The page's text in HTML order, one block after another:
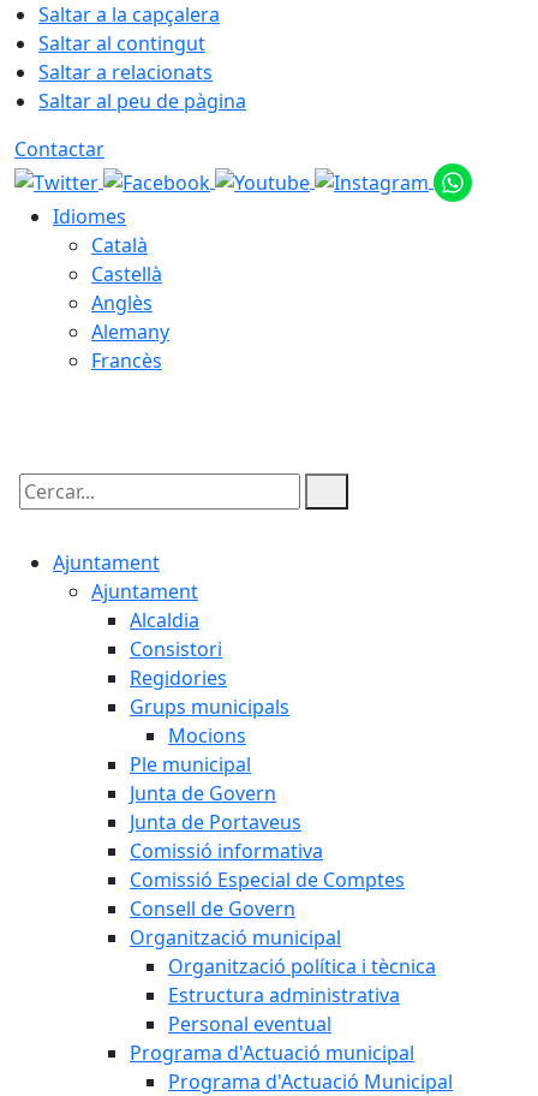
Saltar a la capçalera
Saltar al contingut
Saltar a relacionats
Saltar al peu de pàgina
Contactar
Idiomes
Català
Castellà
Anglès
Alemany
Francès
Cercar:
Ajuntament
Ajuntament
Alcaldia
Consistori
Regidories
Grups municipals
Mocions
Ple municipal
Junta de Govern
Junta de Portaveus
Comissió informativa
Comissió Especial de Comptes
Consell de Govern
Organització municipal
Organització política i tècnica
Estructura administrativa
Personal eventual
Programa d'Actuació municipal
Programa d'Actuació Municipal